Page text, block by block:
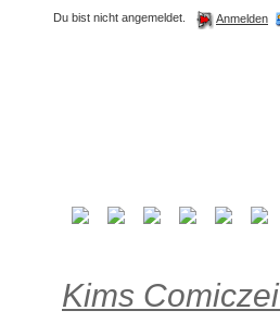
Du bist nicht angemeldet. Anmelden
Kims